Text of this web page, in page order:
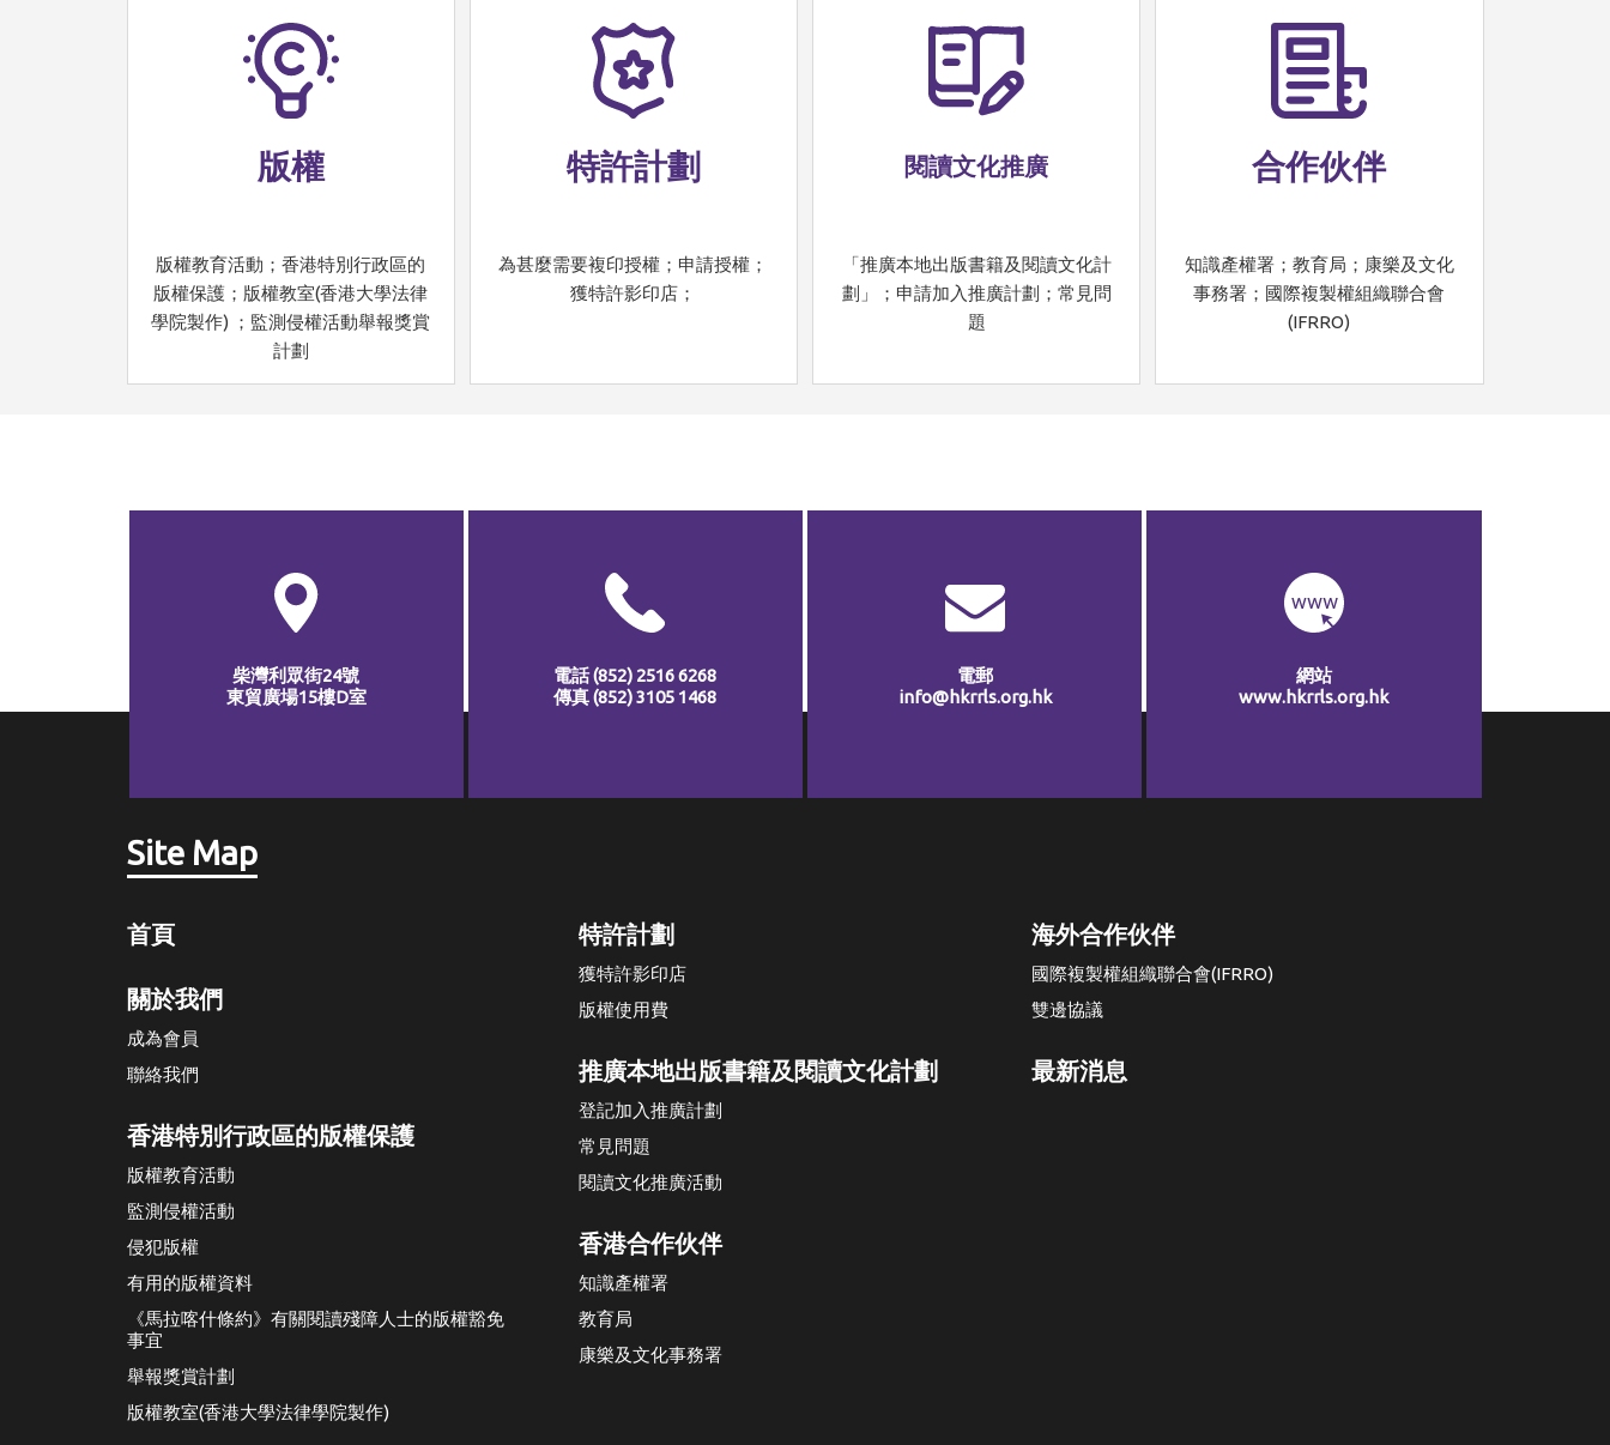
版權
版權教育活動；香港特別行政區的
版權保護；版權教室(香港大學法律
學院製作) ；監測侵權活動舉報獎賞
計劃
特許計劃
為甚麼需要複印授權；申請授權；
獲特許影印店；
閱讀文化推廣
「推廣本地出版書籍及閱讀文化計
劃」；申請加入推廣計劃；常見問
題
合作伙伴
知識產權署；教育局；康樂及文化
事務署；國際複製權組織聯合會
(IFRRO)
柴灣利眾街24號
東貿廣場15樓D室
電話(852) 2516 6268
傳真(852) 3105 1468
電郵
info@hkrrls.org.hk
網站
www.hkrrls.org.hk
Site Map
首頁
關於我們
成為會員
聯絡我們
香港特別行政區的版權保護
版權教育活動
監測侵權活動
侵犯版權
有用的版權資料
《馬拉喀什條約》有關閱讀殘障人士的版權豁免
事宜
舉報獎賞計劃
版權教室(香港大學法律學院製作)
特許計劃
獲特許影印店
版權使用費
推廣本地出版書籍及閱讀文化計劃
登記加入推廣計劃
常見問題
閱讀文化推廣活動
香港合作伙伴
知識產權署
教育局
康樂及文化事務署
海外合作伙伴
國際複製權組織聯合會(IFRRO)
雙邊協議
最新消息